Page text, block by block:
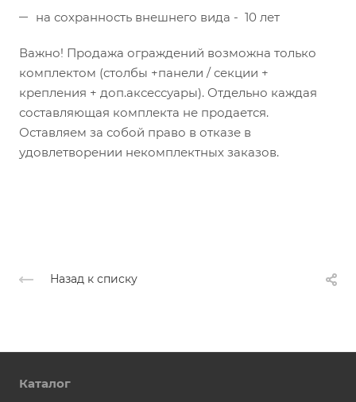
на сохранность внешнего вида - 10 лет
Важно! Продажа ограждений возможна только
комплектом (столбы +панели / секции +
крепления + доп.аксессуары). Отдельно каждая
составляющая комплекта не продается.
Оставляем за собой право в отказе в
удовлетворении некомплектных заказов.
Назад к списку
Каталог